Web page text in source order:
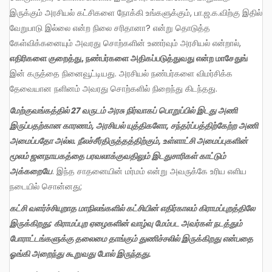
இருக்கும் அரசியல் கட்சிகளை நோக்கி உங்களுக்கும், பா.ஜ.க.விற்கு இதில்
வேறுபாடு இல்லை என்ற நிலை சரிதானா? என்று தொடுத்த
கேள்விக்கனையும் அவரது சொற்களின் உணர்வும் அரசியல் என்றால்,
எதிரிகளை குறைத்து,நண்பர்களை அதிகப்படுத்துவது என்ற மாசேதுங்
இன் கருத்தை நினைவூட்டியது. அரசியல் நண்பர்களை விமர்சிக்க
தேவையான நளினம் அவரது சொற்களில் நிறைந்து கிடந்தது.
மேற்குவங்கத்தில் 27 வருடம் அரசு நிர்வாகப் பொறுப்பில் இடது அணி
இருப்பதற்கான காரணம், அரசியல் யுத்திகளோ, சந்தர்ப்பத்திற்கேற்ற அணி
அமைப்பதோ அல்ல. நீலச்சீர்திருத்தத்திற்கும், உள்ளாட்சி அமைப்புகளின்
மூலம் ஜனநாயகத்தை பரவலாக்குவதிலும் இடதுசாரிகள் காட்டும்
அக்கறையே. இந்த சாதனையின் மர்மம் என்று அவருக்கே உரிய எளிய
நடையில் சொன்னது;
கட்சி வளர்ச்சியுறாத மாநிலங்களில் கட்சியின் எதிர்காலம் கிராமப்புறத்திலே
இருக்கிறது; கிராமப்புற ஏழைகளின் வாழ்வு மேம்பட அவர்கள் நடத்தும்
போராட்டங்களுக்கு தலைமை தாங்கும் துணிச்சலில் இருக்கிறது என்பதை
ஓங்கி அறைந்து கூறுவது போல் இருந்தது.